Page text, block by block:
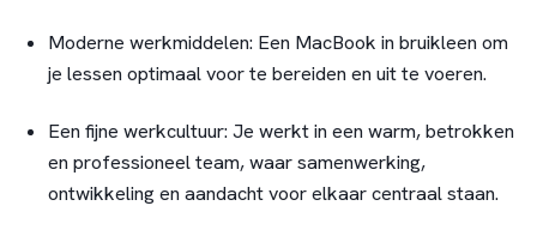
Moderne werkmiddelen: Een MacBook in bruikleen om
je lessen optimaal voor te bereiden en uit te voeren.
Een fijne werkcultuur: Je werkt in een warm, betrokken
en professioneel team, waar samenwerking,
ontwikkeling en aandacht voor elkaar centraal staan.